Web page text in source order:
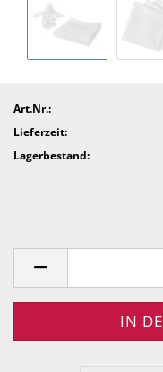
Art.Nr.:
Lieferzeit:
Lagerbestand: